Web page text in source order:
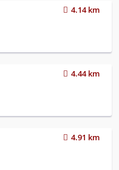
4.14 km
4.44 km
4.91 km